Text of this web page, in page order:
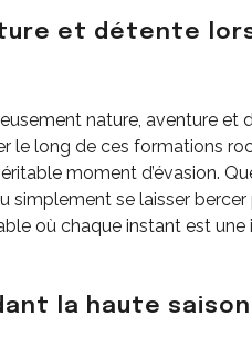
et détente lors
nature, aventure et
le long de ces formations
moment d’évasion.
simplement se laisser bercer
où chaque instant est une
la haute saison